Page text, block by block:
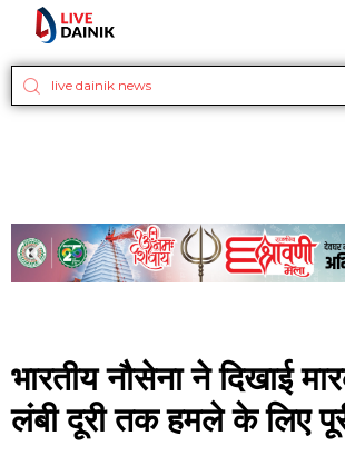
भारतीय नौसेना ने दिखाई
लंबी दूरी तक हमले के लिए